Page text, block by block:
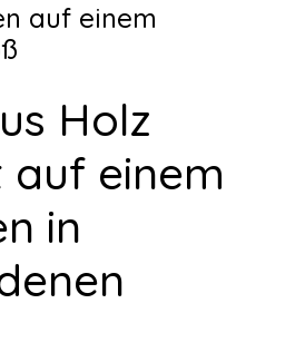
auf einem
Holz
einem
in